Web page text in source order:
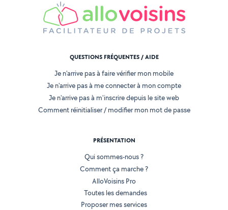
QUESTIONS FRÉQUENTES / AIDE
Je n'arrive pas à faire vérifier mon mobile
Je n'arrive pas à me connecter à mon compte
Je n'arrive pas à m'inscrire depuis le site web
Comment réinitialiser / modifier mon mot de passe
PRÉSENTATION
Qui sommes-nous ?
Comment ça marche ?
AlloVoisins Pro
Toutes les demandes
Proposer mes services